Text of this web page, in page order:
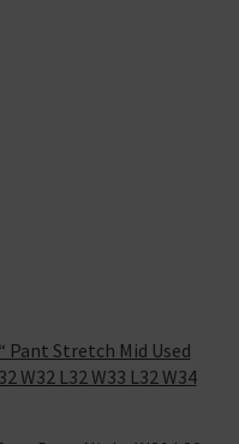
Stretch Mid Used
W32 L32 W33 L32 W34